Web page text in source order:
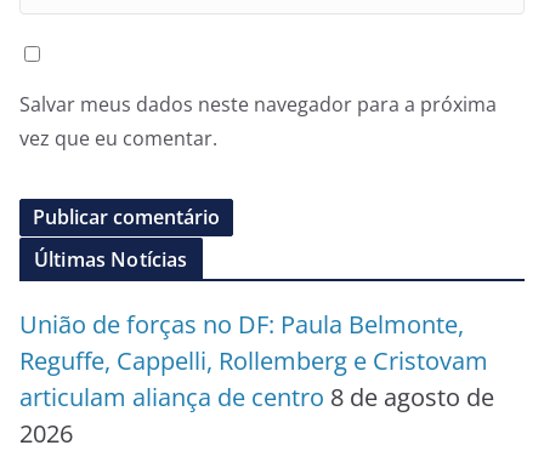
Salvar meus dados neste navegador para a próxima
vez que eu comentar.
Últimas Notícias
União de forças no DF: Paula Belmonte,
Reguffe, Cappelli, Rollemberg e Cristovam
articulam aliança de centro 8 de agosto de
2026